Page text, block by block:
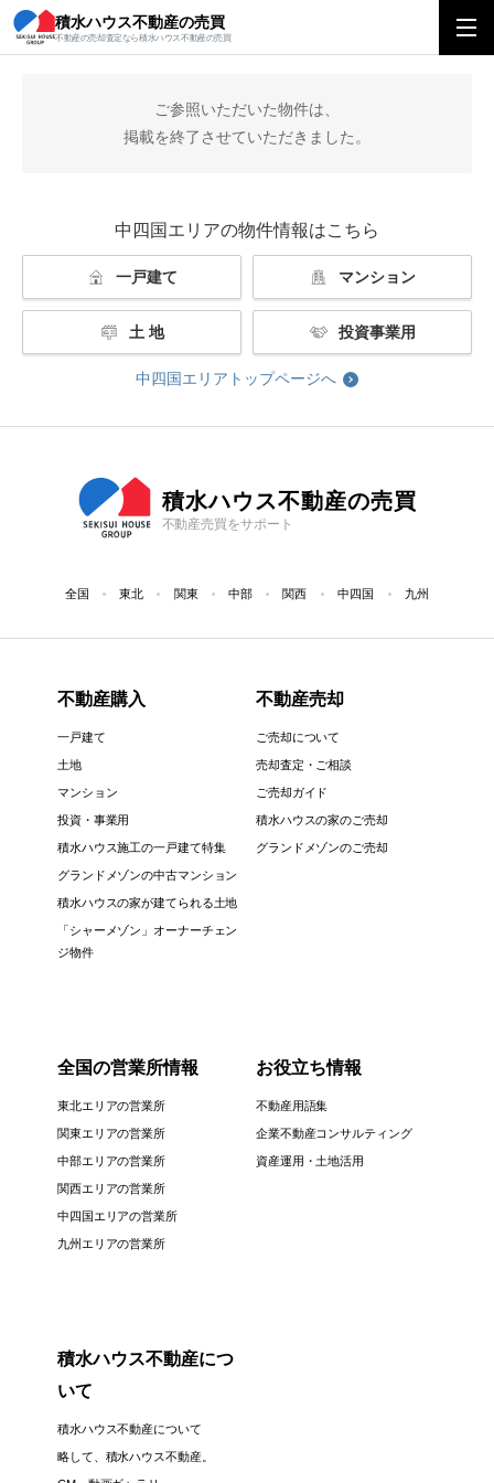
積水ハウス不動産の売買
不動産の売却査定なら積水ハウス不動産の売買
積水ハウス不動産の売買 中四国エリアトップ
ご参照いただいた物件は、
掲載を終了させていただきました。
中四国エリアの物件情報はこちら
一戸建て マンション
土 地 投資事業用
中四国エリアトップページへ
積水ハウス不動産の売買
不動産売買をサポート
全国 東北 関東 中部 関西 中四国 九州
不動産購入
一戸建て
土地
マンション
投資・事業用
積水ハウス施工の一戸建て特集
グランドメゾンの中古マンション
積水ハウスの家が建てられる土地
「シャーメゾン」オーナーチェン
ジ物件
不動産売却
ご売却について
売却査定・ご相談
ご売却ガイド
積水ハウスの家のご売却
グランドメゾンのご売却
全国の営業所情報
東北エリアの営業所
関東エリアの営業所
中部エリアの営業所
関西エリアの営業所
中四国エリアの営業所
九州エリアの営業所
お役立ち情報
不動産用語集
企業不動産コンサルティング
資産運用・土地活用
積水ハウス不動産につ
いて
積水ハウス不動産について
略して、積水ハウス不動産。